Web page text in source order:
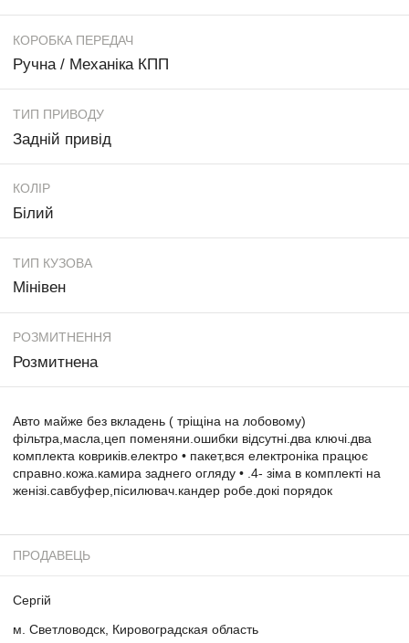
КОРОБКА ПЕРЕДАЧ
Ручна / Механіка КПП
ТИП ПРИВОДУ
Задній привід
КОЛІР
Білий
ТИП КУЗОВА
Мінівен
РОЗМИТНЕННЯ
Розмитнена
Авто майже без вкладень ( тріщіна на лобовому)
фільтра,масла,цеп поменяни.ошибки відсутні.два ключі.два
комплекта ковриків.електро • пакет,вся електроніка працює
справно.кожа.камира заднего огляду • .4- зіма в комплекті на
женізі.савбуфер,пісилювач.кандер робе.докі порядок
ПРОДАВЕЦЬ
Сергій
м. Светловодск, Кировоградская область